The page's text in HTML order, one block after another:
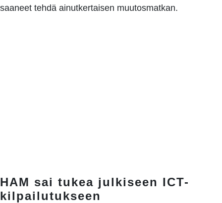
saaneet tehdä ainutkertaisen muutosmatkan.
HAM sai tukea julkiseen ICT-
kilpailutukseen